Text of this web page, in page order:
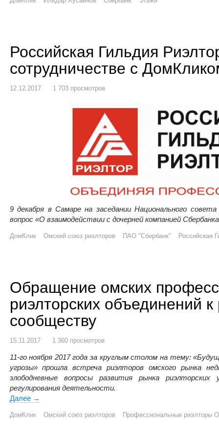
Российская Гильдия
сотрудничестве с
12.12.2017 1 703 просмотров
9 декабря в Самаре на заседании Национального
вопрос «О взаимодействии с дочерней компанией
ДомКлик Омский союз риэлторов ПАО "Сбербанк" Российская
Обращение омских
риэлторских объединений к
сообществу
15.11.2017 1 360 просмотров
11-го ноября 2017 года за круглым столом на тему:
угрозы» прошла встреча риэлторов омского рынка
злободневные вопросы развития рынка
регулирования деятельности.
Далее Обращение омских профессиональных риэлторских
→
ДомКлик Омский союз риэлторов Профессиональные риэлторы